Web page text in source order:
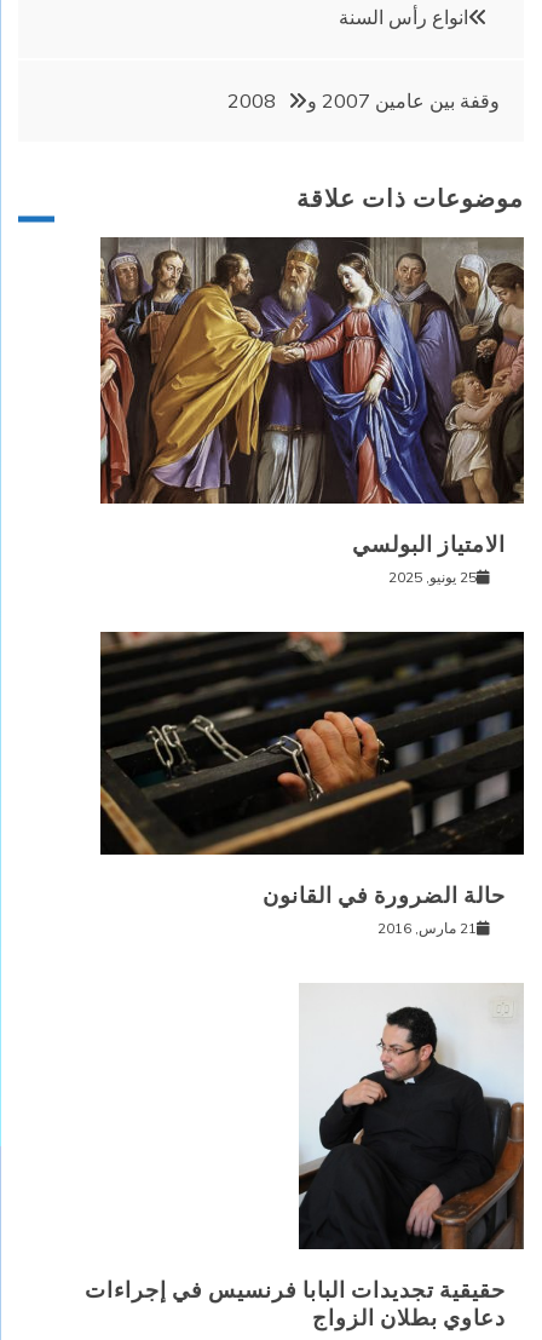
انواع رأس السنة
وقفة بين عامين 2007 و2008
موضوعات ذات علاقة
الامتياز البولسي
25 يونيو, 2025
حالة الضرورة في القانون
21 مارس, 2016
حقيقية تجديدات البابا فرنسيس في إجراءات
دعاوي بطلان الزواج